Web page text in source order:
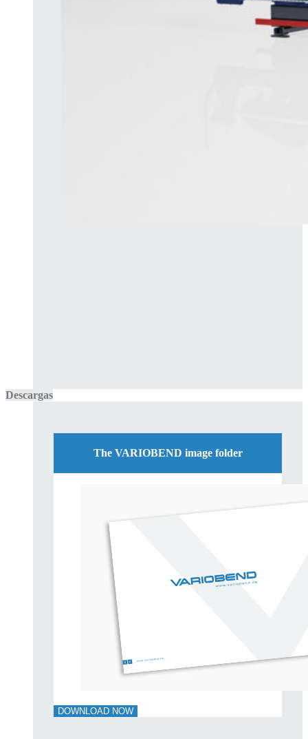
Descargas
The VARIOBEND image folder
DOWNLOAD NOW